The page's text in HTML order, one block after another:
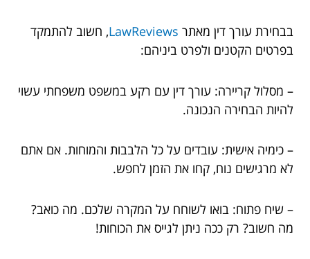
בבחירת עורך דין מאתר LawReviews, חשוב להתמקד
בפרטים הקטנים ולפרט ביניהם:
– מסלול קריירה: עורך דין עם רקע במשפט משפחתי עשוי
להיות הבחירה הנכונה.
– כימיה אישית: עובדים על כל הלבבות והמוחות. אם אתם
לא מרגישים נוח, קחו את הזמן לחפש.
– שיח פתוח: בואו לשוחח על המקרה שלכם. מה כואב?
מה חשוב? רק ככה ניתן לגייס את הכוחות!